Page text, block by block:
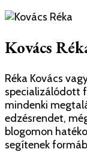
Kovács
Réka Kovács
specializálódott
mindenki
edzésrendet,
blogomon
segítenek